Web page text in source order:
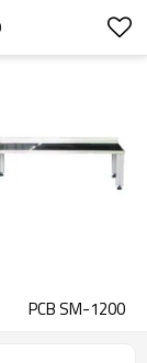
PCB SM-1200